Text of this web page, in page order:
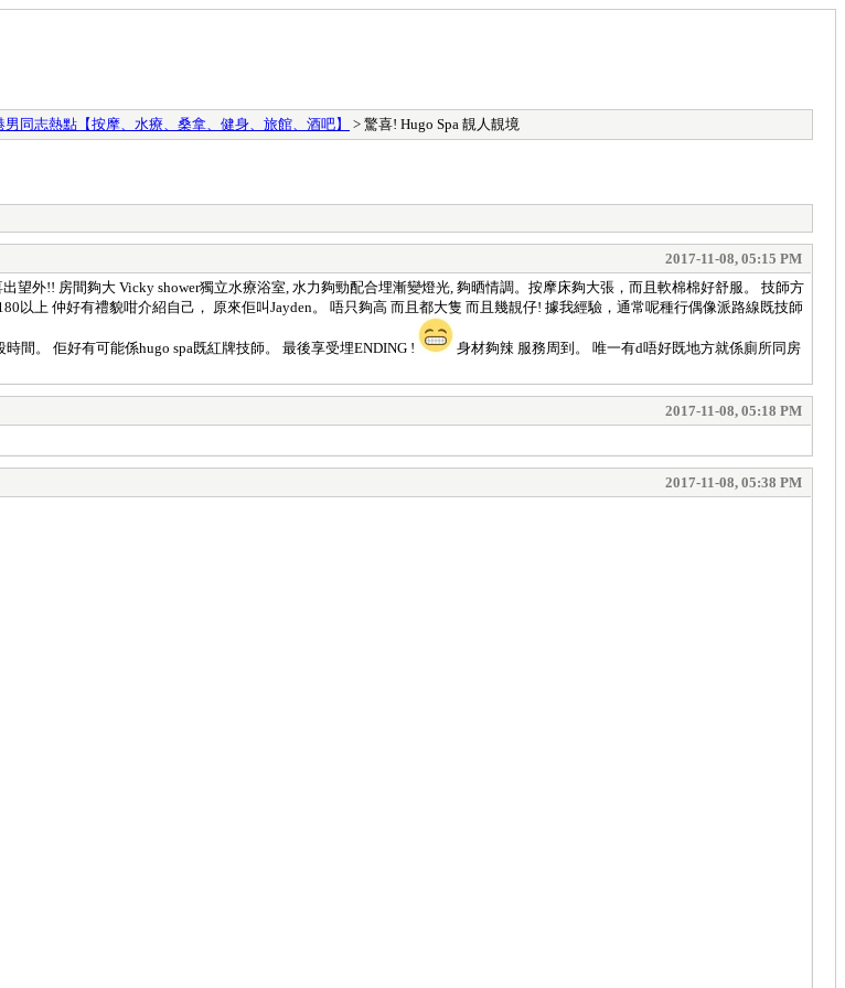
男同志熱點【按摩、水療、桑拿、健身、旅館、酒吧】 > 驚喜! Hugo Spa 靚人靚境
2017-11-08, 05:15 PM
望外!! 房間夠大 Vicky shower獨立水療浴室, 水力夠勁配合埋漸變燈光, 夠晒情調。按摩床夠大張，而且軟棉棉好舒服。 技師方
上 仲好有禮貌咁介紹自己， 原來佢叫Jayden。 唔只夠高 而且都大隻 而且幾靚仔! 據我經驗，通常呢種行偶像派路線既技師
間。 佢好有可能係hugo spa既紅牌技師。 最後享受埋ENDING !
身材夠辣 服務周到。 唯一有d唔好既地方就係廁所同房
2017-11-08, 05:18 PM
2017-11-08, 05:38 PM